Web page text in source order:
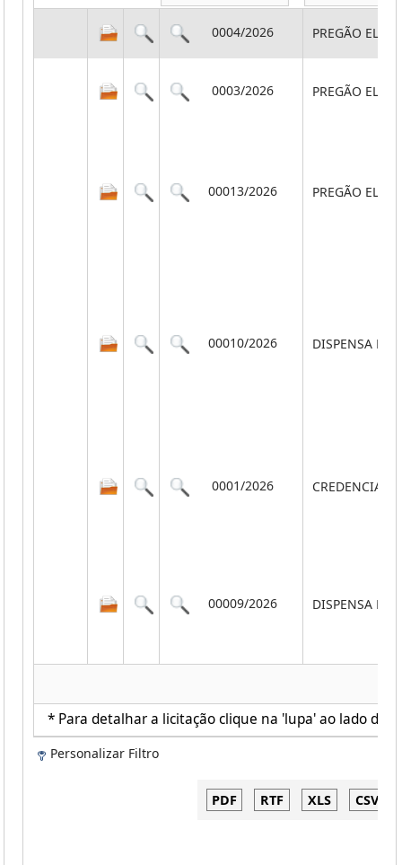
* Para detalhar a licitação clique na 'lupa' ao lado de
0004/2026 PREGÃO
0003/2026 PREGÃO
00013/2026 PREGÃO
00010/2026 DISPENSA
0001/2026
00009/2026 DISPENSA
Personalizar Filtro